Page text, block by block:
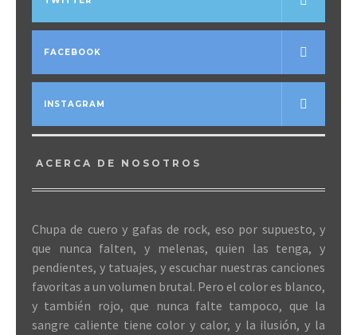
FACEBOOK
INSTAGRAM
ACERCA DE NOSOTROS
Chupa de cuero y gafas de rock, eso por supuesto, y
que nunca falten, y melenas, quien las tenga, y
pendientes, y tatuajes, y escuchar nuestras canciones
favoritas a un volumen brutal. Pero el color es blanco,
y también rojo, que nunca falte tampoco, que la
sangre caliente tiene color y calor, y la ilusión, y la